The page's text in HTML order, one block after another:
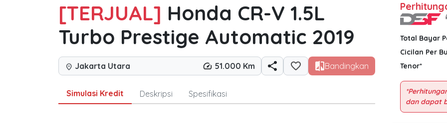
[TERJUAL] Honda CR-V 1.5L
Turbo Prestige Automatic 2019
location_on Jakarta Utara 51.000 Km Bandingkan
Simulasi Kredit Deskripsi Spesifikasi
Total Bayar
Cicilan Per
Tenor*